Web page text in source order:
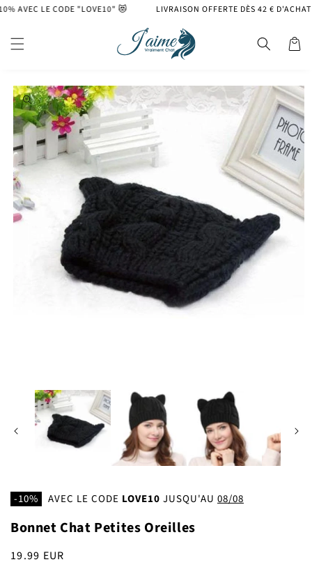
passer
contenu
AVEC LE CODE "LOVE10" 😻 LIVRAISON OFFERTE DÈS 42 € D'ACHAT
Panier
Passer aux
informations
produits
média
une
-10% AVEC LE CODE LOVE10 JUSQU'AU 08/08
Bonnet Chat Petites Oreilles
Prix
19.99 EUR